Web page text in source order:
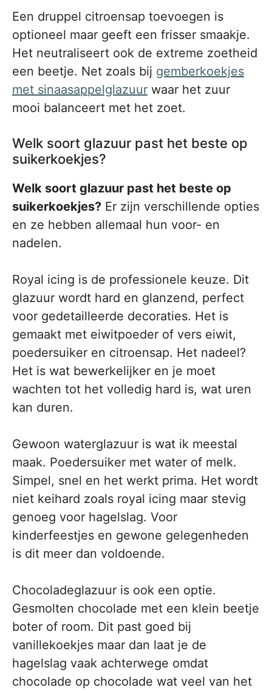
Een druppel citroensap toevoegen is
optioneel maar geeft een frisser smaakje.
Het neutraliseert ook de extreme zoetheid
een beetje. Net zoals bij gemberkoekjes
met sinaasappelglazuur waar het zuur
mooi balanceert met het zoet.
Welk soort glazuur past het beste op
suikerkoekjes?
Welk soort glazuur past het beste op
suikerkoekjes? Er zijn verschillende opties
en ze hebben allemaal hun voor- en
nadelen.
Royal icing is de professionele keuze. Dit
glazuur wordt hard en glanzend, perfect
voor gedetailleerde decoraties. Het is
gemaakt met eiwitpoeder of vers eiwit,
poedersuiker en citroensap. Het nadeel?
Het is wat bewerkelijker en je moet
wachten tot het volledig hard is, wat uren
kan duren.
Gewoon waterglazuur is wat ik meestal
maak. Poedersuiker met water of melk.
Simpel, snel en het werkt prima. Het wordt
niet keihard zoals royal icing maar stevig
genoeg voor hagelslag. Voor
kinderfeestjes en gewone gelegenheden
is dit meer dan voldoende.
Chocoladeglazuur is ook een optie.
Gesmolten chocolade met een klein beetje
boter of room. Dit past goed bij
vanillekoekjes maar dan laat je de
hagelslag vaak achterwege omdat
chocolade op chocolade wat veel van het